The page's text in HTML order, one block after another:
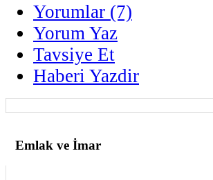
Yorumlar (7)
Yorum Yaz
Tavsiye Et
Haberi Yazdir
Emlak ve İmar